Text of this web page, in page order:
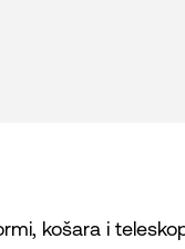
košara i